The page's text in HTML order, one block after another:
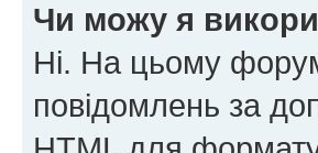
Чи можу я
Ні. На цьому
повідомлень за